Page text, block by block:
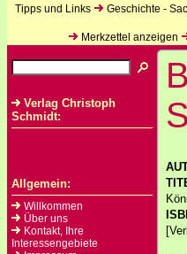
Tipps und Links
Geschichte -
Merkzettel anzeigen
Verlag Christoph
Schmidt:
Allgemein:
Willkommen
Über uns
Kontakt, Ihre
Interessengebiete